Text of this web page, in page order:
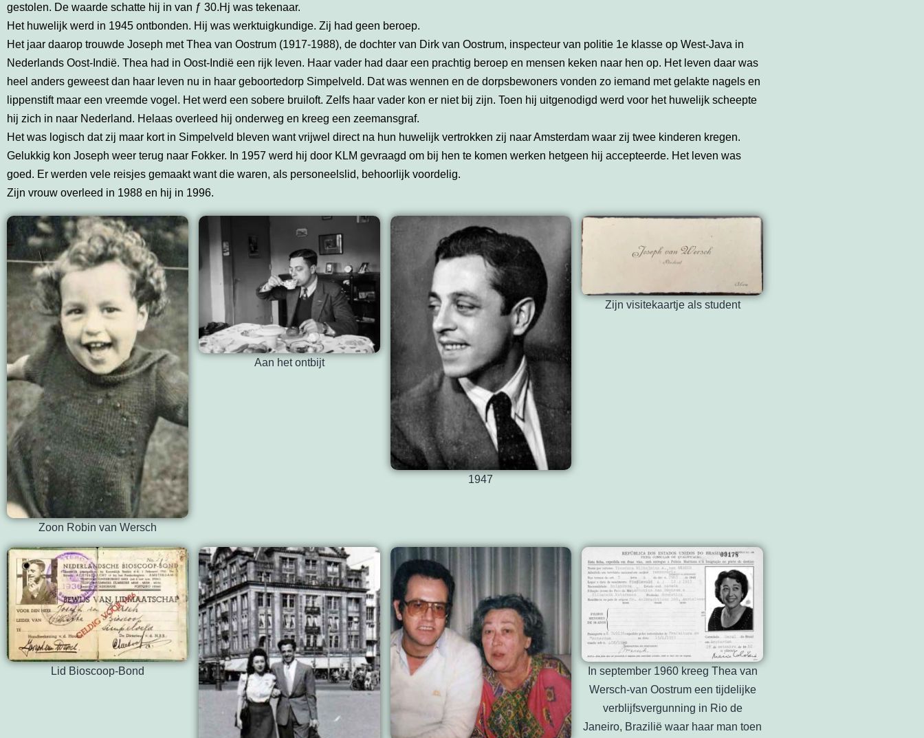
gestolen. De waarde schatte hij in van ƒ 30.Hj was tekenaar.
Het huwelijk werd in 1945 ontbonden. Hij was werktuigkundige. Zij had geen beroep.
Het jaar daarop trouwde Joseph met Thea van Oostrum (1917-1988), de dochter van Dirk van Oostrum, inspecteur van politie 1e klasse op West-Java in
Nederlands Oost-Indië. Thea had in Oost-Indië een rijk leven. Haar vader had daar een prachtig beroep en mensen keken naar hen op. Het leven daar was
heel anders geweest dan haar leven nu in haar geboortedorp Simpelveld. Dat was wennen en de dorpsbewoners vonden zo iemand met gelakte nagels en
lippenstift maar een vreemde vogel. Het werd een sobere bruiloft. Zelfs haar vader kon er niet bij zijn. Toen hij uitgenodigd werd voor het huwelijk scheepte
hij zich in naar Nederland. Helaas overleed hij onderweg en kreeg een zeemansgraf.
Het was logisch dat zij maar kort in Simpelveld bleven want vrijwel direct na hun huwelijk vertrokken zij naar Amsterdam waar zij twee kinderen kregen.
Gelukkig kon Joseph weer terug naar Fokker. In 1957 werd hij door KLM gevraagd om bij hen te komen werken hetgeen hij accepteerde. Het leven was
goed. Er werden vele reisjes gemaakt want die waren, als personeelslid, behoorlijk voordelig.
Zijn vrouw overleed in 1988 en hij in 1996.
Zoon Robin van Wersch
Aan het ontbijt
1947
Zijn visitekaartje als student
Lid Bioscoop-Bond
In september 1960 kreeg Thea van
Wersch-van Oostrum een tijdelijke
verblijfsvergunning in Rio de
Janeiro, Brazilië waar haar man toen